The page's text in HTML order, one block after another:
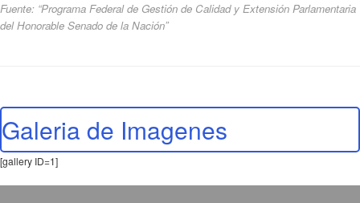
Fuente: “Programa Federal de Gestión de Calidad y Extensión Parlamentaria
del Honorable Senado de la Nación”
Galeria de Imagenes
[gallery ID=1]